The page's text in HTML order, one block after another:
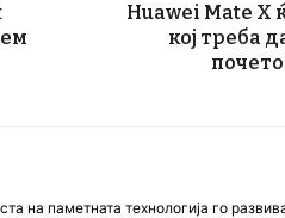
Huawei Mate X
кој треба
на паметната технологија го